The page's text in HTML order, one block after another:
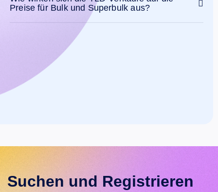
melden
Bugs
Preise für Bulk und Superbulk aus?
Suchen und Registrieren